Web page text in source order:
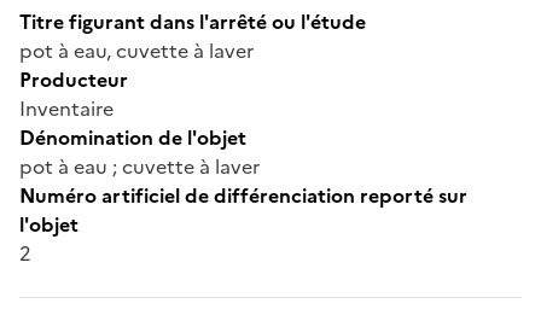
Titre figurant dans l'arrêté ou l'étude
pot à eau, cuvette à laver
Producteur
Inventaire
Dénomination de l'objet
pot à eau ; cuvette à laver
Numéro artificiel de différenciation reporté sur
l'objet
2